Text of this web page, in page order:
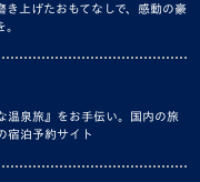
き上げたおもてなしで、感動の豪
温泉旅』をお手伝い。国内の旅
宿泊予約サイト